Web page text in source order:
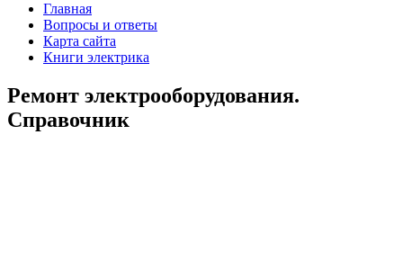
Главная
Вопросы и ответы
Карта сайта
Книги электрика
Ремонт электрооборудования.
Справочник